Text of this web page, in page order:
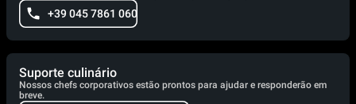
+39 045 7861 060
Suporte culinário
Nossos chefs corporativos estão prontos para ajudar e responderão em
breve.